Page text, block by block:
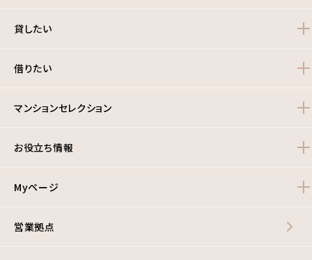
貸したい
借りたい
マンションセレクション
お役立ち情報
Myページ
営業拠点